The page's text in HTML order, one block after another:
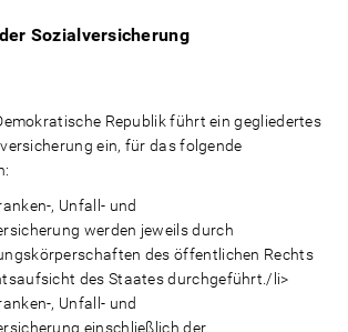
Sozialversicherung
Republik führt ein gegliedertes
ein, für das folgende
, Unfall- und
werden jeweils durch
des öffentlichen Rechts
des Staates durchgeführt./li>
, Unfall- und
einschließlich der